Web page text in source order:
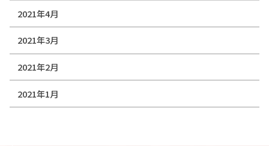
2021年4月
2021年3月
2021年2月
2021年1月